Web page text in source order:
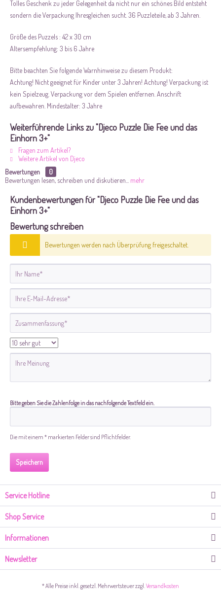
Tolles Geschenk zu jeder Gelegenheit da nicht nur ein schönes Bild entsteht
sondern die Verpackung Ihresgleichen sucht. 36 Puzzleteile, ab 3 Jahren.
Größe des Puzzels : 42 x 30 cm
Altersempfehlung: 3 bis 6 Jahre
Bitte beachten Sie folgende Warnhinweise zu diesem Produkt:
Achtung! Nicht geeignet für Kinder unter 3 Jahren! Achtung! Verpackung ist
kein Spielzeug. Verpackung vor dem Spielen entfernen. Anschrift
aufbewahren. Mindestalter: 3 Jahre
Weiterführende Links zu "Djeco Puzzle Die Fee und das
Einhorn 3+"
Fragen zum Artikel?
Weitere Artikel von Djeco
Bewertungen
0
Bewertungen lesen, schreiben und diskutieren...
mehr
Kundenbewertungen für "Djeco Puzzle Die Fee und das
Einhorn 3+"
Bewertung schreiben
Bewertungen werden nach Überprüfung freigeschaltet.
Bitte geben Sie die Zahlenfolge in das nachfolgende Textfeld ein.
Die mit einem * markierten Felder sind Pflichtfelder.
Speichern
Service Hotline
Shop Service
Informationen
Newsletter
* Alle Preise inkl. gesetzl. Mehrwertsteuer zzgl.Versandkosten